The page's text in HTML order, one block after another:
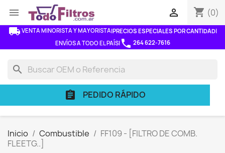
 shopping_cart (0)

local_shipping VENTA MINORISTA Y MAYORISTA|PRECIOS ESPECIALES POR CANTIDAD|
ENVÍOS A TODO EL PAÍS|phone 264 622-7616
search
assignment PEDIDO RÁPIDO
Inicio Combustible
FF109 - [FILTRO DE COMB.
FLEETG..]